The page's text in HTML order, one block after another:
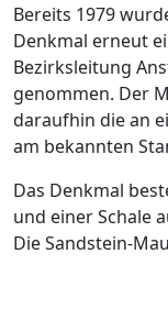
Bereits 1979
Denkmal erneut
Bezirksleitung
genommen. Der
daraufhin die an
am bekannten
Das Denkmal
und einer Schale
Die Sandstein-